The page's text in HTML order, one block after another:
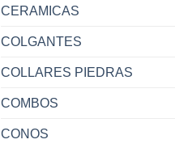
CERAMICAS
COLGANTES
COLLARES PIEDRAS
COMBOS
CONOS